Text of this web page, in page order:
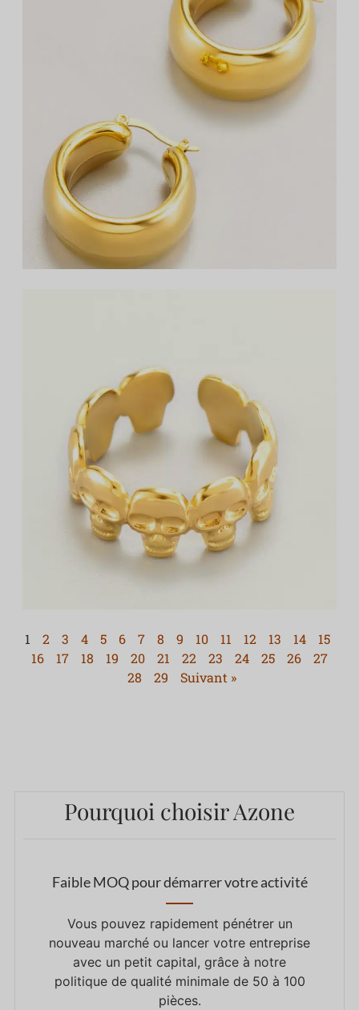
1 2 3 4 5 6 7 8 9 10 11 12 13 14
15
16
17 18 19 20 21 22 23 24 25 26
27
28
29 Suivant »
Pourquoi choisir Azone
Faible MOQ pour démarrer votre activité
Vous pouvez rapidement pénétrer un
nouveau marché ou lancer votre entreprise
avec un petit capital, grâce à notre
politique de qualité minimale de 50 à 100
pièces.